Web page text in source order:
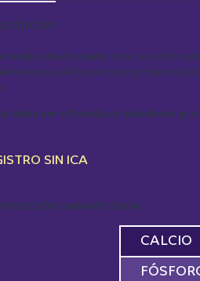
diseñada para suplir de
de los microorganismos
debe ser ofrecida en saladeros
SIN ICA
GARANTIZADA
CALCIO